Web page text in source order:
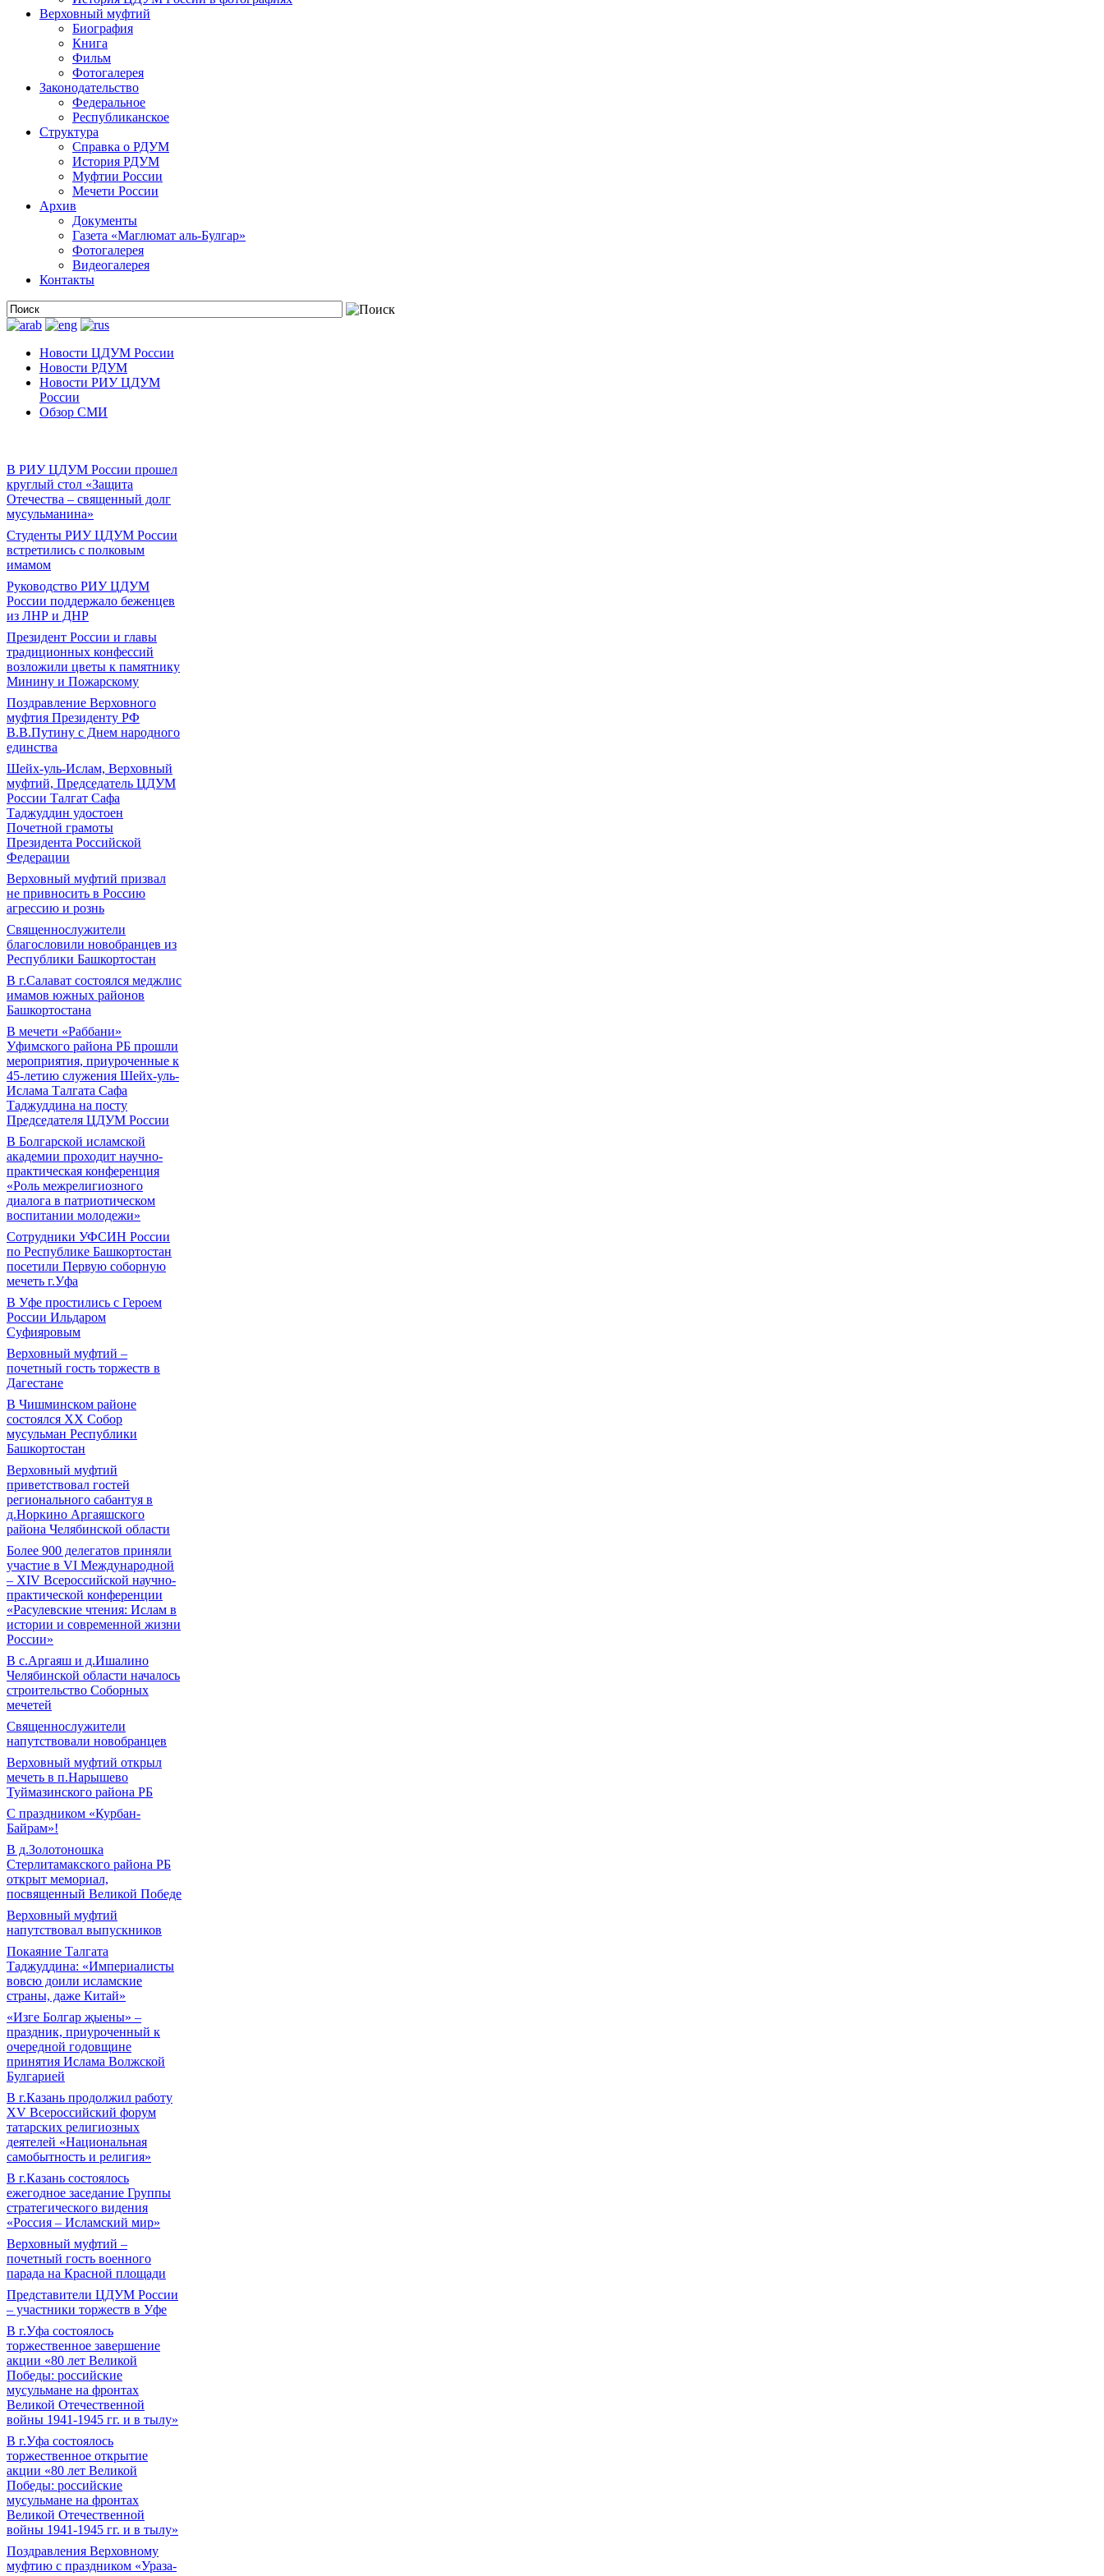
Верховный муфтий
Биография
Книга
Фильм
Фотогалерея
Законодательство
Федеральное
Республиканское
Структура
Справка о РДУМ
История РДУМ
Муфтии России
Мечети России
Архив
Документы
Газета «Маглюмат аль-Булгар»
Фотогалерея
Видеогалерея
Контакты
Новости ЦДУМ России
Новости РДУМ
Новости РИУ ЦДУМ
России
Обзор СМИ
В РИУ ЦДУМ России прошел
круглый стол «Защита
Отечества – священный долг
мусульманина»
Студенты РИУ ЦДУМ России
встретились с полковым
имамом
Руководство РИУ ЦДУМ
России поддержало беженцев
из ЛНР и ДНР
Президент России и главы
традиционных конфессий
возложили цветы к памятнику
Минину и Пожарскому
Поздравление Верховного
муфтия Президенту РФ
В.В.Путину с Днем народного
единства
Шейх-уль-Ислам, Верховный
муфтий, Председатель ЦДУМ
России Талгат Сафа
Таджуддин удостоен
Почетной грамоты
Президента Российской
Федерации
Верховный муфтий призвал
не привносить в Россию
агрессию и рознь
Священнослужители
благословили новобранцев из
Республики Башкортостан
В г.Салават состоялся меджлис
имамов южных районов
Башкортостана
В мечети «Раббани»
Уфимского района РБ прошли
мероприятия, приуроченные к
45-летию служения Шейх-уль-
Ислама Талгата Сафа
Таджуддина на посту
Председателя ЦДУМ России
В Болгарской исламской
академии проходит научно-
практическая конференция
«Роль межрелигиозного
диалога в патриотическом
воспитании молодежи»
Сотрудники УФСИН России
по Республике Башкортостан
посетили Первую соборную
мечеть г.Уфа
В Уфе простились с Героем
России Ильдаром
Суфияровым
Верховный муфтий –
почетный гость торжеств в
Дагестане
В Чишминском районе
состоялся XX Собор
мусульман Республики
Башкортостан
Верховный муфтий
приветствовал гостей
регионального сабантуя в
д.Норкино Аргаяшского
района Челябинской области
Более 900 делегатов приняли
участие в VI Международной
– ХIV Всероссийской научно-
практической конференции
«Расулевские чтения: Ислам в
истории и современной жизни
России»
В с.Аргаяш и д.Ишалино
Челябинской области началось
строительство Соборных
мечетей
Священнослужители
напутствовали новобранцев
Верховный муфтий открыл
мечеть в п.Нарышево
Туймазинского района РБ
С праздником «Курбан-
Байрам»!
В д.Золотоношка
Стерлитамакского района РБ
открыт мемориал,
посвященный Великой Победе
Верховный муфтий
напутствовал выпускников
Покаяние Талгата
Таджуддина: «Империалисты
вовсю доили исламские
страны, даже Китай»
«Изге Болгар җыены» –
праздник, приуроченный к
очередной годовщине
принятия Ислама Волжской
Булгарией
В г.Казань продолжил работу
XV Всероссийский форум
татарских религиозных
деятелей «Национальная
самобытность и религия»
В г.Казань состоялось
ежегодное заседание Группы
стратегического видения
«Россия – Исламский мир»
Верховный муфтий –
почетный гость военного
парада на Красной площади
Представители ЦДУМ России
– участники торжеств в Уфе
В г.Уфа состоялось
торжественное завершение
акции «80 лет Великой
Победы: российские
мусульмане на фронтах
Великой Отечественной
войны 1941-1945 гг. и в тылу»
В г.Уфа состоялось
торжественное открытие
акции «80 лет Великой
Победы: российские
мусульмане на фронтах
Великой Отечественной
войны 1941-1945 гг. и в тылу»
Поздравления Верховному
муфтию с праздником «Ураза-